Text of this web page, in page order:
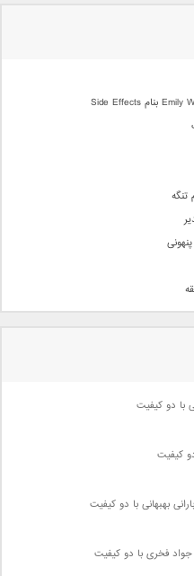
با دو کیفیت
کیفیت
بهبهانی با دو کیفیت
فخری با دو کیفیت